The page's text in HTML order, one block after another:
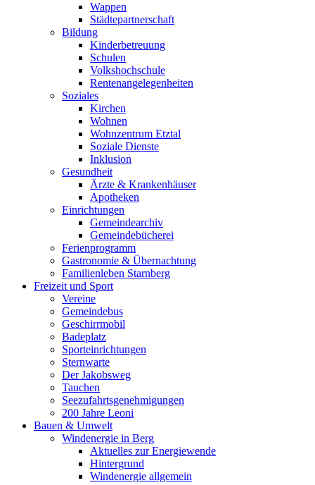
Wappen
Städtepartnerschaft
Bildung
Kinderbetreuung
Schulen
Volkshochschule
Rentenangelegenheiten
Soziales
Kirchen
Wohnen
Wohnzentrum Etztal
Soziale Dienste
Inklusion
Gesundheit
Ärzte & Krankenhäuser
Apotheken
Einrichtungen
Gemeindearchiv
Gemeindebücherei
Ferienprogramm
Gastronomie & Übernachtung
Familienleben Starnberg
Freizeit und Sport
Vereine
Gemeindebus
Geschirrmobil
Badeplatz
Sporteinrichtungen
Sternwarte
Der Jakobsweg
Tauchen
Seezufahrtsgenehmigungen
200 Jahre Leoni
Bauen & Umwelt
Windenergie in Berg
Aktuelles zur Energiewende
Hintergrund
Windenergie allgemein